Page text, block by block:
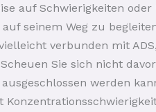
auf Schwierigkeiten
seinem Weg zu
verbunden mit
Sie sich nicht
werden